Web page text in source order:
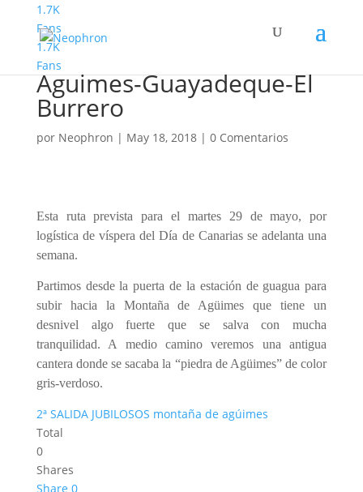
1.7K
Fans
1.7K
Fans
Jubilosos. Montaña
Aguimes-Guayadeque-El
Burrero
por Neophron | May 18, 2018| 0 Comentarios
Esta ruta prevista para el martes 29 de mayo, por
logística de víspera del Día de Canarias se adelanta una
semana.
Partimos desde la puerta de la estación de guagua para
subir hacia la Montaña de Agüimes que tiene un
desnivel algo fuerte que se salva con mucha
tranquilidad. A medio camino veremos una antigua
cantera donde se sacaba la “piedra de Agüimes” de color
gris-verdoso.
2ª SALIDA JUBILOSOS montaña de agúimes
Total
0
Shares
Share 0